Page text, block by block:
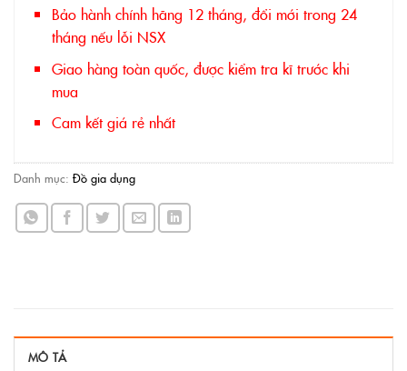
Bảo hành chính hãng 12 tháng, đổi mới trong 24
tháng nếu lỗi NSX
Giao hàng toàn quốc, được kiểm tra kĩ trước khi
mua
Cam kết giá rẻ nhất
Danh mục: Đồ gia dụng
MÔ TẢ